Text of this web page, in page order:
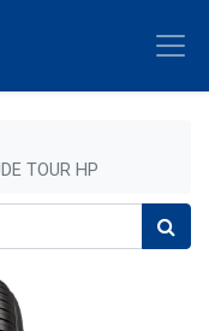
TOUR HP